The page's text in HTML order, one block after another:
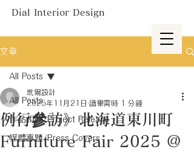
Dial Interior Design
文章
All Posts
作品相關/Project Release
媒體專題/Press Covers
All Posts
例行參訪》北海道東川町
Furniture Fair 2025 @
玳爾設計
2025年11月21日 讀畢需時 1 分鐘